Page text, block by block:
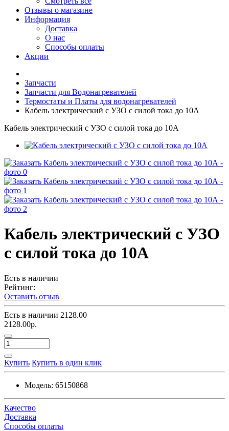
Отзывы о магазине
Информация
Доставка
О нас
Способы оплаты
Акции
Запчасти
Запчасти для Водонагревателей
Термостаты и Платы для водонагревателей
Кабель электрический с УЗО с силой тока до 10А
Кабель электрический с УЗО с силой тока до 10А
Кабель электрический с УЗО
с силой тока до 10А
Есть в наличии
Рейтинг:
Оставить отзыв
Есть в наличии 2128.00
2128.00р.
Купить Купить в один клик
Модель: 65150868
Качество
Доставка
Способы оплаты